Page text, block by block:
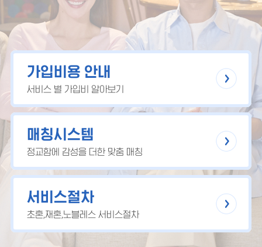
가입비용 안내
서비스 별 가입비 알아보기
매칭시스템
정교함에 감성을 더한 맞춤 매칭
서비스절차
초혼,재혼,노블레스 서비스절차